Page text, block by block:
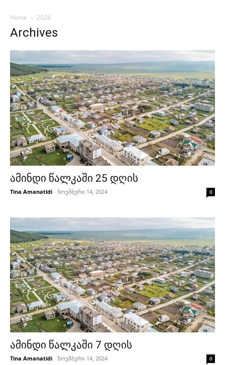
Home 2024
Archives
ამინდი წალკაში 25 დღის
Tina Amanatidi - ნოემბერი 14, 2024 0
ამინდი წალკაში 7 დღის
Tina Amanatidi - ნოემბერი 14, 2024 0